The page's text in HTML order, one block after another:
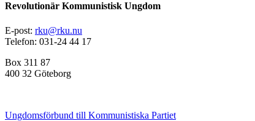
Revolutionär Kommunistisk Ungdom
E-post: rku@rku.nu
Telefon: 031-24 44 17
Box 311 87
400 32 Göteborg
Ungdomsförbund till Kommunistiska Partiet